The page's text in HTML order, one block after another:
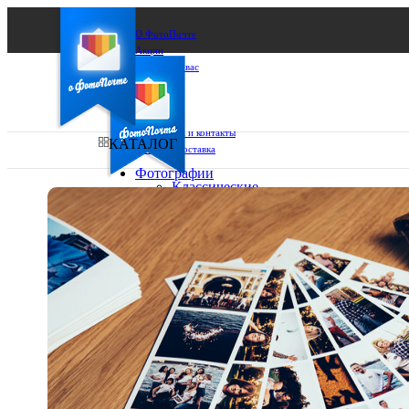
О ФотоПочте
Акции
Сделаем за вас
Бизнесу
FAQ
Франшиза
Поддержка и контакты
Оплата и доставка
Ваш город:
Ваш регион доставки
Выберите из списка:
КАТАЛОГ
Фотографии
Классические
фото
10х10
10х15
13х18
15х15
15х20
20х20
20х30
30х30
30х40
А4
Фото
в